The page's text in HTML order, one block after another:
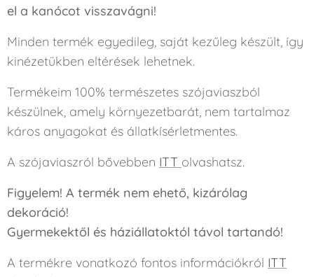
el a kanócot visszavágni!
Minden termék egyedileg, saját kezűleg készült, így
kinézetükben eltérések lehetnek.
Termékeim 100% természetes szójaviaszból
készülnek, amely környezetbarát, nem tartalmaz
káros anyagokat és állatkísérletmentes.
A szójaviaszról bővebben ITT olvashatsz.
Figyelem! A termék nem ehető, kizárólag
dekoráció!
Gyermekektől és háziállatoktól távol tartandó!
A termékre vonatkozó fontos információkról ITT